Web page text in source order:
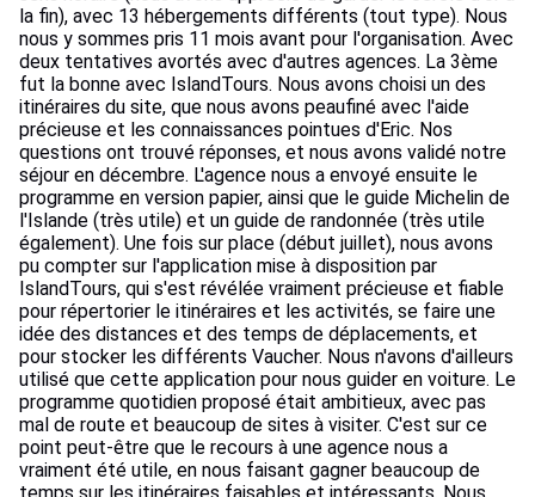
la fin), avec 13 hébergements différents (tout type). Nous
nous y sommes pris 11 mois avant pour l'organisation. Avec
deux tentatives avortés avec d'autres agences. La 3ème
fut la bonne avec IslandTours. Nous avons choisi un des
itinéraires du site, que nous avons peaufiné avec l'aide
précieuse et les connaissances pointues d'Eric. Nos
questions ont trouvé réponses, et nous avons validé notre
séjour en décembre. L'agence nous a envoyé ensuite le
programme en version papier, ainsi que le guide Michelin de
l'Islande (très utile) et un guide de randonnée (très utile
également). Une fois sur place (début juillet), nous avons
pu compter sur l'application mise à disposition par
IslandTours, qui s'est révélée vraiment précieuse et fiable
pour répertorier le itinéraires et les activités, se faire une
idée des distances et des temps de déplacements, et
pour stocker les différents Vaucher. Nous n'avons d'ailleurs
utilisé que cette application pour nous guider en voiture. Le
programme quotidien proposé était ambitieux, avec pas
mal de route et beaucoup de sites à visiter. C'est sur ce
point peut-être que le recours à une agence nous a
vraiment été utile, en nous faisant gagner beaucoup de